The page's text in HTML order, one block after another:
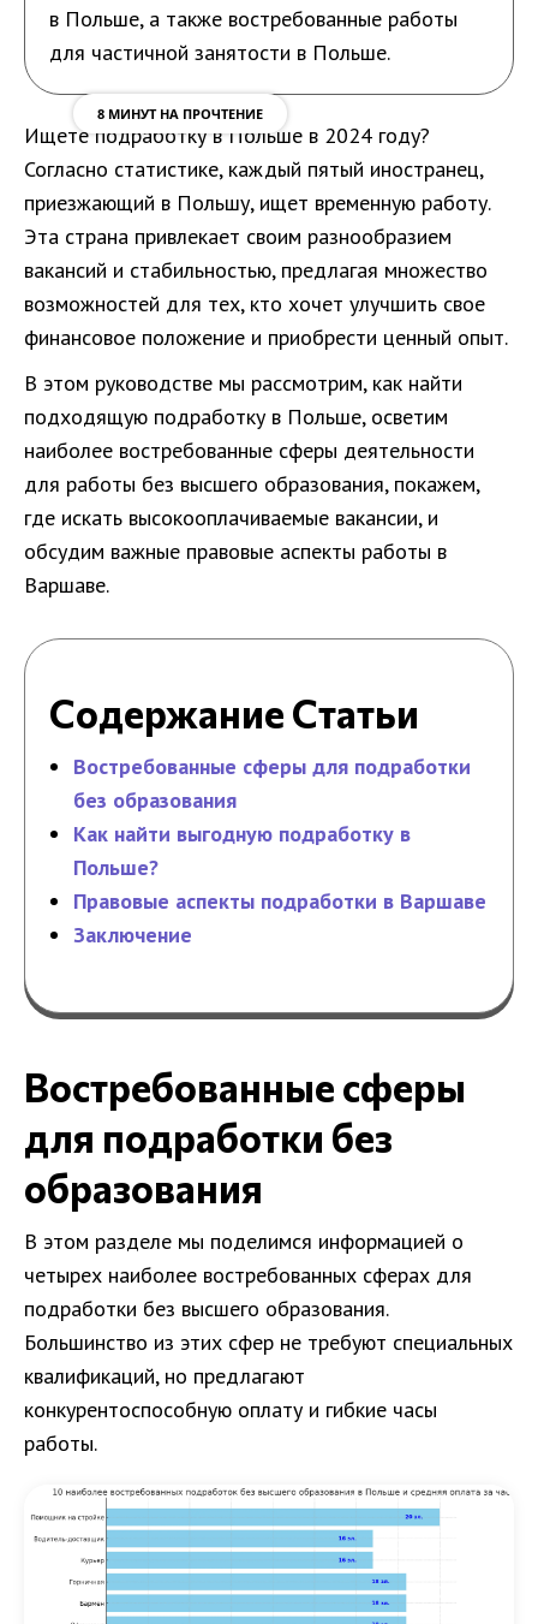
в Польше, а также востребованные работы
для частичной занятости в Польше.
8 МИНУТ НА ПРОЧТЕНИЕ
Ищете подработку в Польше в 2024 году?
Согласно статистике, каждый пятый иностранец,
приезжающий в Польшу, ищет временную работу.
Эта страна привлекает своим разнообразием
вакансий и стабильностью, предлагая множество
возможностей для тех, кто хочет улучшить свое
финансовое положение и приобрести ценный опыт.
В этом руководстве мы рассмотрим, как найти
подходящую подработку в Польше, осветим
наиболее востребованные сферы деятельности
для работы без высшего образования, покажем,
где искать высокооплачиваемые вакансии, и
обсудим важные правовые аспекты работы в
Варшаве.
Содержание Статьи
Востребованные сферы для подработки
без образования
Как найти выгодную подработку в
Польше?
Правовые аспекты подработки в Варшаве
Заключение
Востребованные сферы
для подработки без
образования
В этом разделе мы поделимся информацией о
четырех наиболее востребованных сферах для
подработки без высшего образования.
Большинство из этих сфер не требуют специальных
квалификаций, но предлагают
конкурентоспособную оплату и гибкие часы
работы.